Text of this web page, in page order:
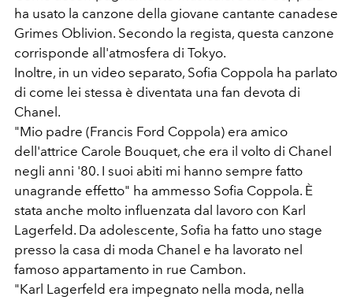
ha usato la canzone della giovane cantante canadese
Grimes Oblivion. Secondo la regista, questa canzone
corrisponde all'atmosfera di Tokyo.
Inoltre, in un video separato, Sofia Coppola ha parlato
di come lei stessa è diventata una fan devota di
Chanel.
"Mio padre (Francis Ford Coppola) era amico
dell'attrice Carole Bouquet, che era il volto di Chanel
negli anni '80. I suoi abiti mi hanno sempre fatto
unagrande effetto" ha ammesso Sofia Coppola. È
stata anche molto influenzata dal lavoro con Karl
Lagerfeld. Da adolescente, Sofia ha fatto uno stage
presso la casa di moda Chanel e ha lavorato nel
famoso appartamento in rue Cambon.
"Karl Lagerfeld era impegnato nella moda, nella